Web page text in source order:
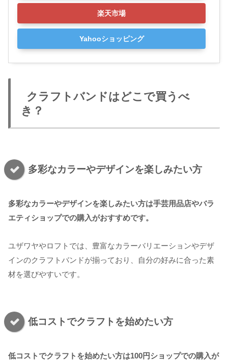
楽天市場
Yahooショッピング
クラフトバンドはどこで買うべ
き？
多彩なカラーやデザインを楽しみたい方
多彩なカラーやデザインを楽しみたい方は手芸用品店やバラ
エティショップでの購入がおすすめです。
ユザワヤやロフトでは、豊富なカラーバリエーションやデザ
インのクラフトバンドが揃っており、自分の好みに合った素
材を選びやすいです。
低コストでクラフトを始めたい方
低コストでクラフトを始めたい方は100円ショップでの購入が